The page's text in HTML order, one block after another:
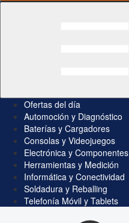
Ofertas del día
Automoción y Diagnóstico
Baterías y Cargadores
Consolas y Videojuegos
Electrónica y Componentes
Herramientas y Medición
Informática y Conectividad
Soldadura y Reballing
Telefonía Móvil y Tablets